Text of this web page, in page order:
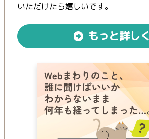
いただけたら嬉しいです。
もっと詳しく